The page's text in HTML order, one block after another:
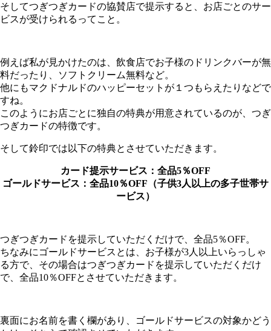
そしてつぎつぎカードの協賛店で提示すると、お店ごとのサー
ビスが受けられるってこと。
例えば私が見かけたのは、飲食店でお子様のドリンクバーが無
料だったり、ソフトクリーム無料など。
他にもマクドナルドのハッピーセットが１つもらえたりなどで
すね。
このようにお店ごとに独自の特典が用意されているのが、つぎ
つぎカードの特徴です。
そして鈴印では以下の特典とさせていただきます。
カード提示サービス：全品5％OFF
ゴールドサービス：全品10％OFF（子供3人以上の多子世帯サ
ービス）
つぎつぎカードを提示していただくだけで、全品5％OFF。
ちなみにゴールドサービスとは、お子様が3人以上いらっしゃ
る方で、その場合はつぎつぎカードを提示していただくだけ
で、全品10％OFFとさせていただきます。
裏面にお名前を書く欄があり、ゴールドサービスの対象かどう